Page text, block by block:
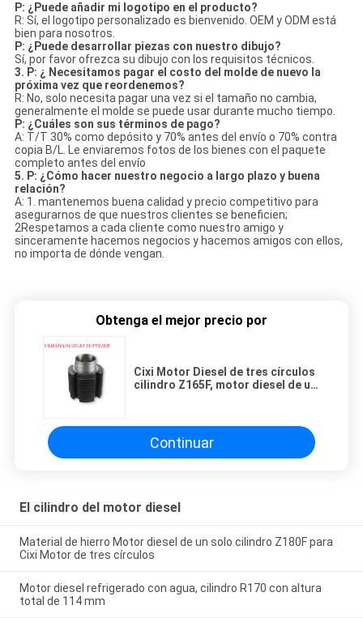
P: ¿Puede añadir mi logotipo en el producto?
R: Sí, el logotipo personalizado es bienvenido. OEM y ODM está
bien para nosotros.
P: ¿Puede desarrollar piezas con nuestro dibujo?
Sí, por favor ofrezca su dibujo con los requisitos técnicos.
3. P: ¿ Necesitamos pagar el costo del molde de nuevo la
próxima vez que reordenemos?
R: No, solo necesita pagar una vez si el tamaño no cambia,
generalmente el molde se puede usar durante mucho tiempo.
P: ¿Cuáles son sus términos de pago?
A: T/T 30% como depósito y 70% antes del envío o 70% contra
copia B/L. Le enviaremos fotos de los bienes con el paquete
completo antes del envío
5. P: ¿Cómo hacer nuestro negocio a largo plazo y buena
relación?
A: 1. mantenemos buena calidad y precio competitivo para
asegurarnos de que nuestros clientes se beneficien;
2Respetamos a cada cliente como nuestro amigo y
sinceramente hacemos negocios y hacemos amigos con ellos,
no importa de dónde vengan.
Obtenga el mejor precio por
Cixi Motor Diesel de tres círculos
cilindro Z165F, motor diesel de un
Continuar
El cilindro del motor diesel
Material de hierro Motor diesel de un solo cilindro Z180F para
Cixi Motor de tres círculos
Motor diesel refrigerado con agua, cilindro R170 con altura
total de 114 mm